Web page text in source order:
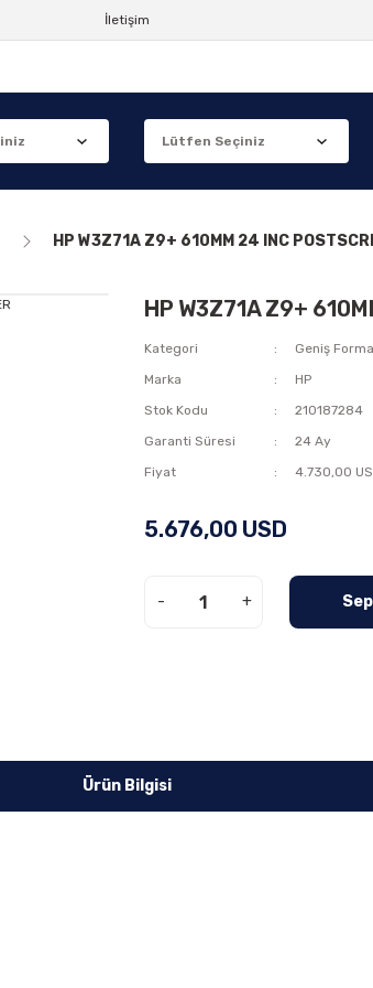
İletişim
HP W3Z71A Z9+ 610MM 24 INC
HP W3Z71A Z9+
Kategori
Geniş
Marka
HP
Stok Kodu
210187284
Garanti Süresi
24 Ay
Fiyat
4.730,00
5.676,00 USD
- +
Ürün Bilgisi